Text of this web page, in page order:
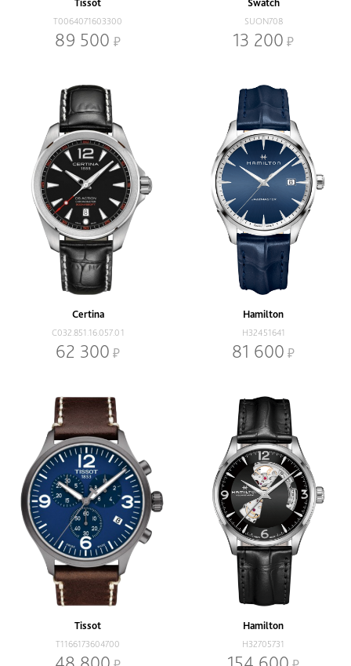
Tissot
T0064071603300
89 500
Swatch
SUON708
13 200
Certina
C032.851.16.057.01
62 300
Hamilton
H32451641
81 600
Tissot
T1166173604700
Hamilton
H32705731